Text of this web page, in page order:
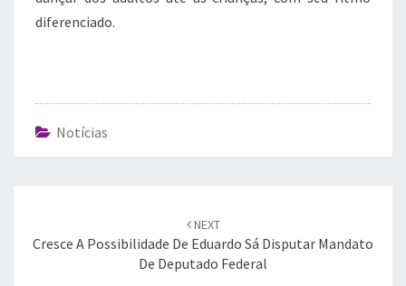
diferenciado.
Notícias
NEXT
Cresce A Possibilidade De Eduardo Sá Disputar Mandato
De Deputado Federal